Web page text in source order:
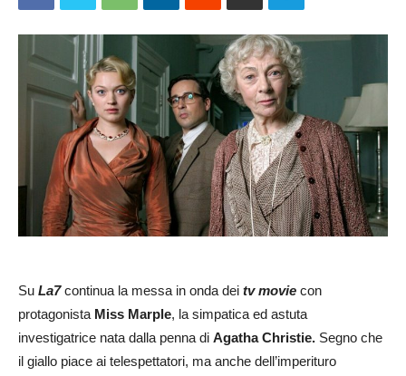
Su La7continua la messa in onda dei tv movie con
protagonista Miss Marple, la simpatica ed astuta
investigatrice nata dalla penna di Agatha Christie. Segno che
il giallo piace ai telespettatori, ma anche dell’imperituro